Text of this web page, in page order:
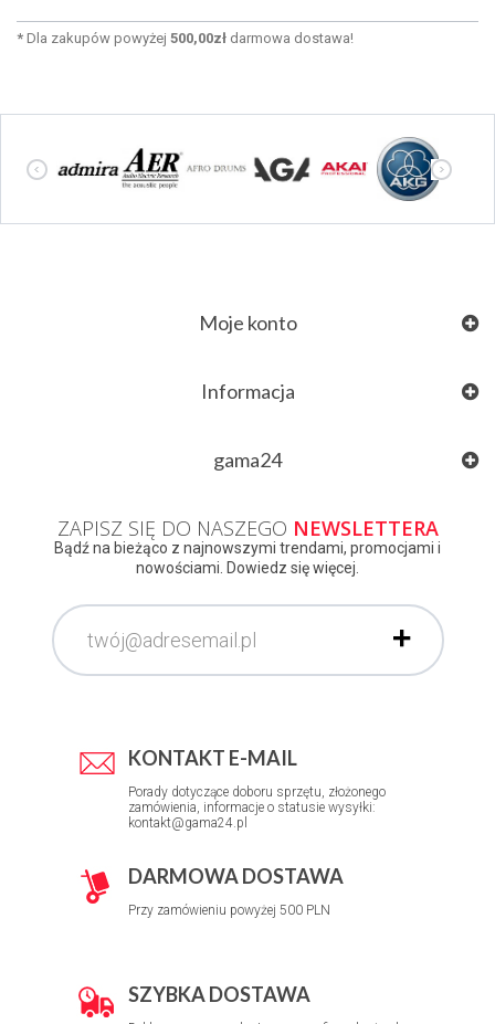
* Dla zakupów powyżej 500,00zł darmowa dostawa!
Moje konto
Informacja
gama24
ZAPISZ SIĘ DO NASZEGO NEWSLETTERA
Bądź na bieżąco z najnowszymi trendami, promocjami i
nowościami. Dowiedz się więcej.
KONTAKT E-MAIL
Porady dotyczące doboru sprzętu, złożonego
zamówienia, informacje o statusie wysyłki:
kontakt@gama24.pl
DARMOWA DOSTAWA
Przy zamówieniu powyżej 500 PLN
SZYBKA DOSTAWA